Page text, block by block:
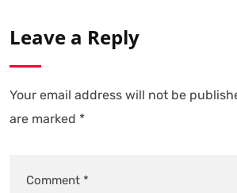
Leave a Reply
Your email address will not be
are marked *